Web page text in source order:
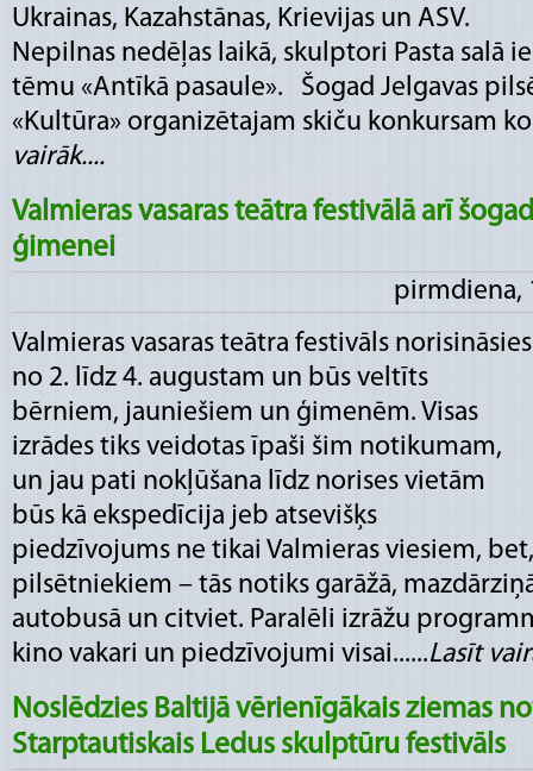
Ukrainas, Kazahstānas, Krievijas un ASV.
Nepilnas nedēļas laikā, skulptori Pasta salā
tēmu «Antīkā pasaule». Šogad Jelgavas
«Kultūra» organizētajam skiču konkursam
vairāk....
Valmieras vasaras teātra festivālā arī
ģimenei
pirmdiena,
Valmieras vasaras teātra festivāls norisināsies
no 2. līdz 4. augustam un būs veltīts
bērniem, jauniešiem un ģimenēm. Visas
izrādes tiks veidotas īpaši šim notikumam,
un jau pati nokļūšana līdz norises vietām
būs kā ekspedīcija jeb atsevišķs
piedzīvojums ne tikai Valmieras viesiem,
pilsētniekiem – tās notiks garāžā,
autobusā un citviet. Paralēli izrāžu
kino vakari un piedzīvojumi visai......Lasīt
Noslēdzies Baltijā vērienīgākais ziemas
Starptautiskais Ledus skulptūru festivāls